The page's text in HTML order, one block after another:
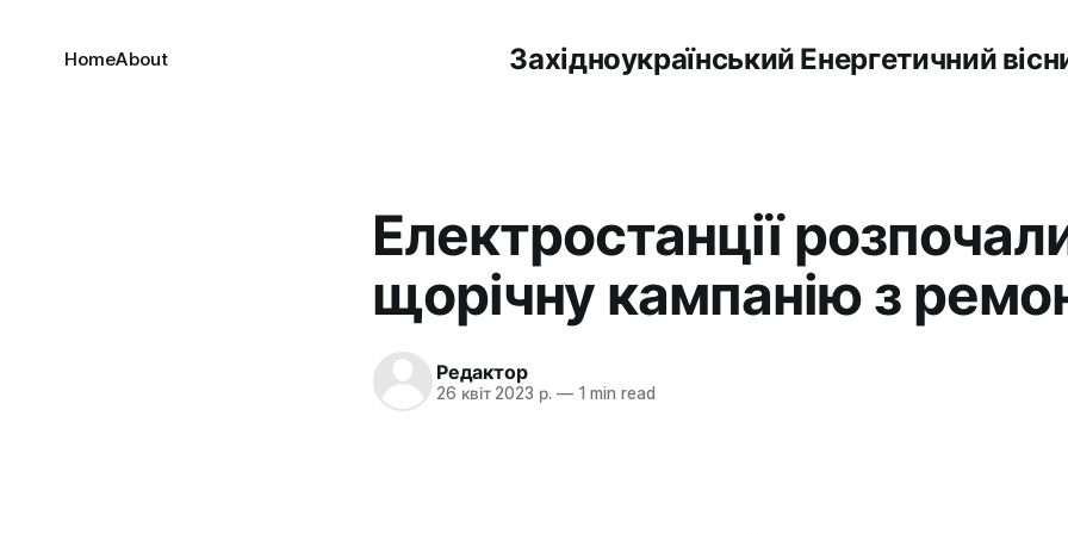
Західноукраїнський Енергетичний
HomeAbout
Електростанції
щорічну кампанію з
Редактор
26 квіт 2023 р. —1 min read